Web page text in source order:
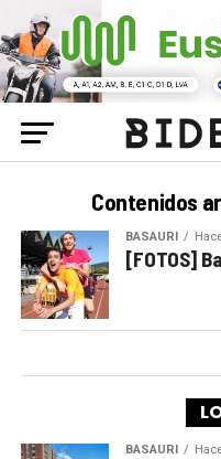
Contenidos
BASAURI
[FOTOS]
BASAURI